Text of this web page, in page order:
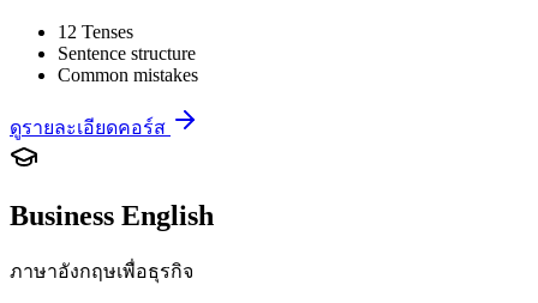
12 Tenses
Sentence structure
Common mistakes
ดูรายละเอียดคอร์ส
Business English
ภาษาอังกฤษเพื่อธุรกิจ